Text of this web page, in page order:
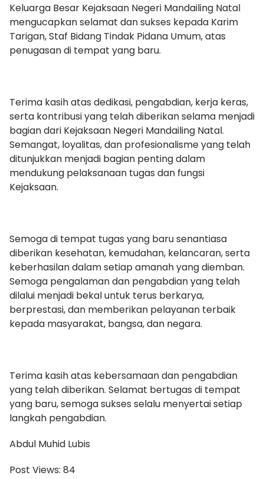
Keluarga Besar Kejaksaan Negeri Mandailing Natal
mengucapkan selamat dan sukses kepada Karim
Tarigan, Staf Bidang Tindak Pidana Umum, atas
penugasan di tempat yang baru.
Terima kasih atas dedikasi, pengabdian, kerja keras,
serta kontribusi yang telah diberikan selama menjadi
bagian dari Kejaksaan Negeri Mandailing Natal.
Semangat, loyalitas, dan profesionalisme yang telah
ditunjukkan menjadi bagian penting dalam
mendukung pelaksanaan tugas dan fungsi
Kejaksaan.
Semoga di tempat tugas yang baru senantiasa
diberikan kesehatan, kemudahan, kelancaran, serta
keberhasilan dalam setiap amanah yang diemban.
Semoga pengalaman dan pengabdian yang telah
dilalui menjadi bekal untuk terus berkarya,
berprestasi, dan memberikan pelayanan terbaik
kepada masyarakat, bangsa, dan negara.
Terima kasih atas kebersamaan dan pengabdian
yang telah diberikan. Selamat bertugas di tempat
yang baru, semoga sukses selalu menyertai setiap
langkah pengabdian.
Abdul Muhid Lubis
Post Views: 84